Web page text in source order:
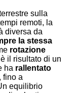
sulla
remoti, la
diversa da
la stessa
rotazione
il risultato di un
ha rallentato
, fino a
equilibrio